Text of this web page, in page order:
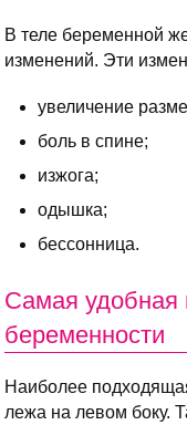
В теле беременной
изменений. Эти
увеличение
боль в спине;
изжога;
одышка;
бессонница.
Самая удобная
беременности
Наиболее
лежа на левом боку.